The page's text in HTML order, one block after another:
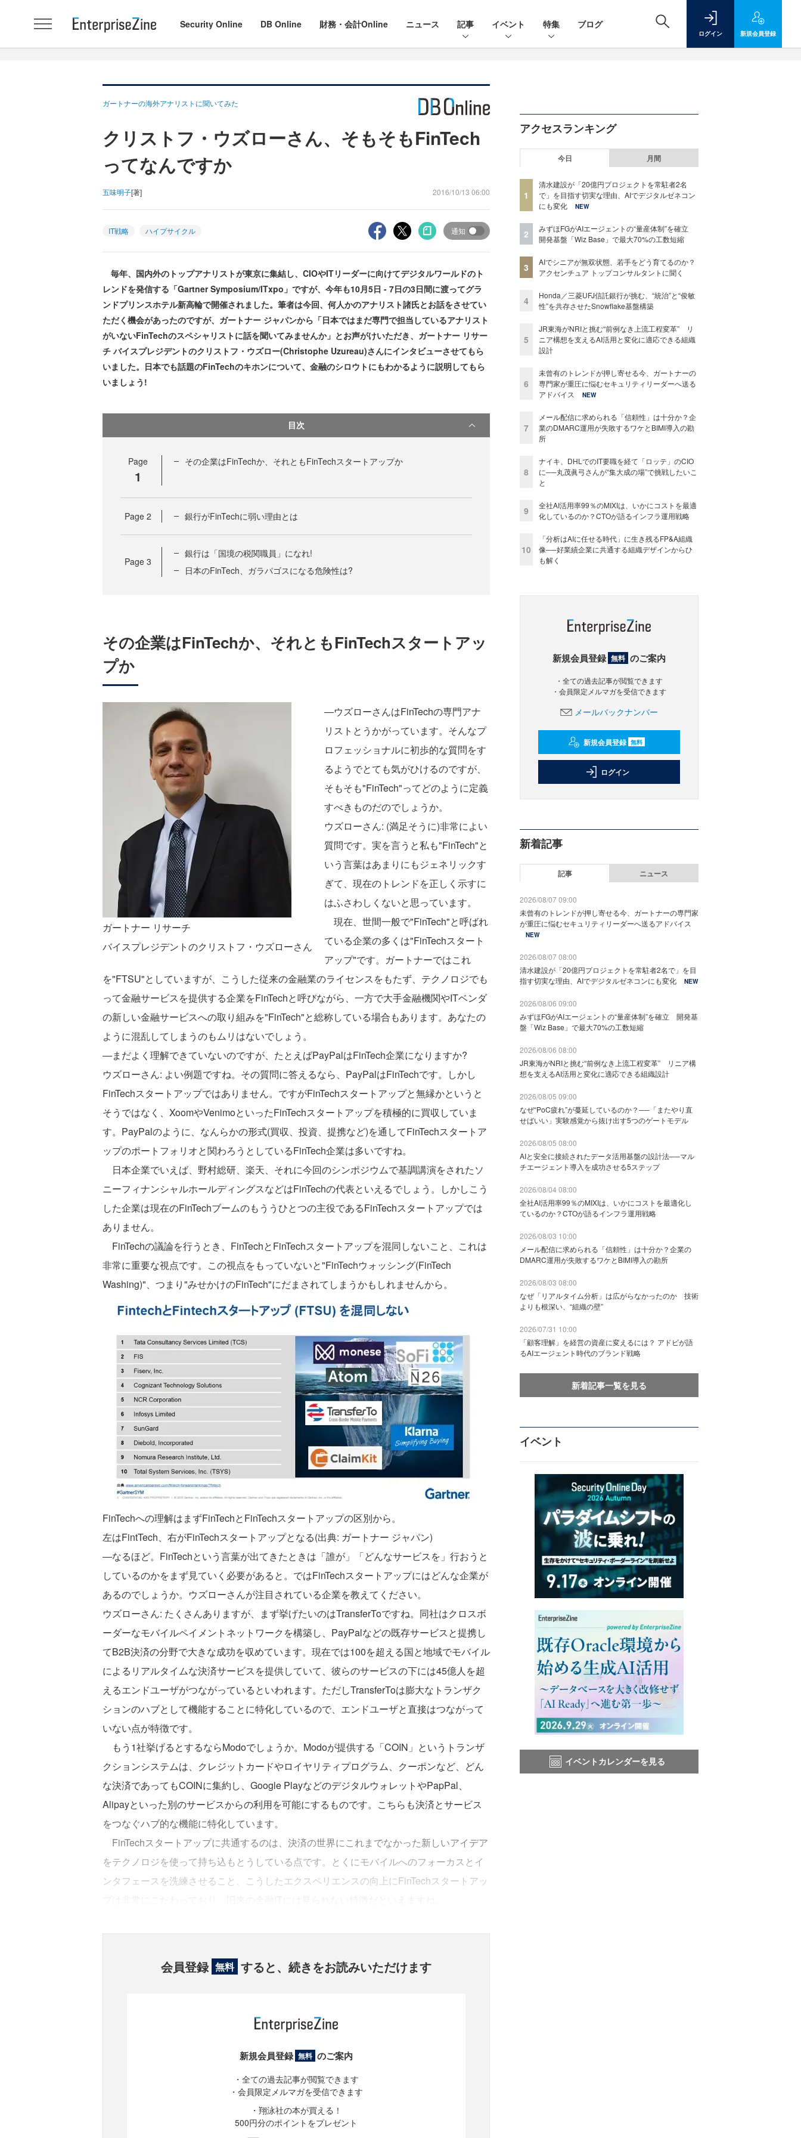
Security Online DB Online 財務・会計Online ニュース 記事 イベント 特集 ブログ
ログイン 新規会員登録
ガートナーの海外アナリストに聞いてみた
クリストフ・ウズローさん、そもそもFinTech
ってなんですか
五味明子[著] 2016/10/13 06:00
IT戦略 ハイプサイクル 通知
毎年、国内外のトップアナリストが東京に集結し、CIOやITリーダーに向けてデジタルワールドのト
レンドを発信する「Gartner Symposium/ITxpo」ですが、今年も10月5日 - 7日の3日間に渡ってグラ
ンドプリンスホテル新高輪で開催されました。筆者は今回、何人かのアナリスト諸氏とお話をさせてい
ただく機会があったのですが、ガートナー ジャパンから「日本ではまだ専門で担当しているアナリスト
がいないFinTechのスペシャリストに話を聞いてみませんか」とお声がけいただき、ガートナー リサー
チ バイスプレジデントのクリストフ・ウズロー(Christophe Uzureau)さんにインタビューさせてもら
いました。日本でも話題のFinTechのキホンについて、金融のシロウトにもわかるように説明してもら
いましょう!
目次
Page
1
その企業はFinTechか、それともFinTechスタートアップか
Page 2 銀行がFinTechに弱い理由とは
Page 3
銀行は「国境の税関職員」になれ!
日本のFinTech、ガラパゴスになる危険性は?
その企業はFinTechか、それともFinTechスタートアッ
プか
ガートナー リサーチ
バイスプレジデントのクリストフ・ウズローさん
―ウズローさんはFinTechの専門アナ
リストとうかがっています。そんなプ
ロフェッショナルに初歩的な質問をす
るようでとても気がひけるのですが、
そもそも"FinTech"ってどのように定義
すべきものだのでしょうか。
ウズローさん: (満足そうに)非常によい
質問です。実を言うと私も"FinTech"と
いう言葉はあまりにもジェネリックす
ぎて、現在のトレンドを正しく示すに
はふさわしくないと思っています。
現在、世間一般で"FinTech"と呼ばれ
ている企業の多くは"FinTechスタート
アップ"です。ガートナーではこれ
を"FTSU"としていますが、こうした従来の金融業のライセンスをもたず、テクノロジでも
って金融サービスを提供する企業をFinTechと呼びながら、一方で大手金融機関やITベンダ
の新しい金融サービスへの取り組みを"FinTech"と総称している場合もあります。あなたの
ように混乱してしまうのもムリはないでしょう。
―まだよく理解できていないのですが、たとえばPayPalはFinTech企業になりますか?
ウズローさん: よい例題ですね。その質問に答えるなら、PayPalはFinTechです。しかし
FinTechスタートアップではありません。ですがFinTechスタートアップと無縁かというと
そうではなく、XoomやVenimoといったFinTechスタートアップを積極的に買収していま
す。PayPalのように、なんらかの形式(買収、投資、提携など)を通してFinTechスタートア
ップのポートフォリオと関わろうとしているFinTech企業は多いですね。
日本企業でいえば、野村総研、楽天、それに今回のシンポジウムで基調講演をされたソ
ニーフィナンシャルホールディングスなどはFinTechの代表といえるでしょう。しかしこう
した企業は現在のFinTechブームのもううひとつの主役であるFinTechスタートアップでは
ありません。
FinTechの議論を行うとき、FinTechとFinTechスタートアップを混同しないこと、これは
非常に重要な視点です。この視点をもっていないと"FinTechウォッシング(FinTech
Washing)"、つまり"みせかけのFinTech"にだまされてしまうかもしれませんから。
FinTechへの理解はまずFinTechとFinTechスタートアップの区別から。
左はFintTech、右がFinTechスタートアップとなる(出典: ガートナー ジャパン)
―なるほど。FinTechという言葉が出てきたときは「誰が」「どんなサービスを」行おうと
しているのかをまず見ていく必要があると。ではFinTechスタートアップにはどんな企業が
あるのでしょうか。ウズローさんが注目されている企業を教えてください。
ウズローさん: たくさんありますが、まず挙げたいのはTransferToですね。同社はクロスボ
ーダーなモバイルペイメントネットワークを構築し、PayPalなどの既存サービスと提携し
てB2B決済の分野で大きな成功を収めています。現在では100を超える国と地域でモバイル
によるリアルタイムな決済サービスを提供していて、彼らのサービスの下には45億人を超
えるエンドユーザがつながっているといわれます。ただしTransferToは膨大なトランザク
ションのハブとして機能することに特化しているので、エンドユーザと直接はつながって
いない点が特徴です。
もう1社挙げるとするならModoでしょうか。Modoが提供する「COIN」というトランザ
クションシステムは、クレジットカードやロイヤリティプログラム、クーポンなど、どん
な決済であってもCOINに集約し、Google PlayなどのデジタルウォレットやPapPal、
Alipayといった別のサービスからの利用を可能にするものです。こちらも決済とサービス
をつなぐハブ的な機能に特化しています。
FinTechスタートアップに共通するのは、決済の世界にこれまでなかった新しいアイデア
をテクノロジを使って持ち込もとうしている点です。とくにモバイルへのフォーカスとイ
ンタフェースを洗練させること、こうしたエクスペリエンスの向上にFinTechスタートアッ
会員登録 無料 すると、続きをお読みいただけます
新規会員登録 無料 のご案内
・全ての過去記事が閲覧できます
・会員限定メルマガを受信できます
・翔泳社の本が買える！
500円分のポイントをプレゼント
アクセスランキング
今日 月間
1
清水建設が「20億円プロジェクトを常駐者2名
で」を目指す切実な理由、AIでデジタルゼネコン
にも変化
NEW
2
みずほFGがAIエージェントの“量産体制”を確立
開発基盤「Wiz Base」で最大70%の工数短縮
3
AIでシニアが無双状態、若手をどう育てるのか？
アクセンチュア トップコンサルタントに聞く
4
Honda／三菱UFJ信託銀行が挑む、“統治”と“俊敏
性”を共存させたSnowflake基盤構築
5
JR東海がNRIと挑む“前例なき上流工程変革” リ
ニア構想を支えるAI活用と変化に適応できる組織
設計
6
未曾有のトレンドが押し寄せる今、ガートナーの
専門家が重圧に悩むセキュリティリーダーへ送る
アドバイス
NEW
7
メール配信に求められる「信頼性」は十分か？企
業のDMARC運用が失敗するワケとBIMI導入の勘
所
8
ナイキ、DHLでのIT要職を経て「ロッテ」のCIO
に──丸茂眞弓さんが“集大成の場”で挑戦したいこ
と
9
全社AI活用率99％のMIXIは、いかにコストを最適
化しているのか？CTOが語るインフラ運用戦略
10
「分析はAIに任せる時代」に生き残るFP&A組織
像──好業績企業に共通する組織デザインからひ
も解く
新規会員登録 無料 のご案内
・全ての過去記事が閲覧できます
・会員限定メルマガを受信できます
メールバックナンバー
新規会員登録 無料
ログイン
新着記事
記事 ニュース
2026/08/07 09:00
未曾有のトレンドが押し寄せる今、ガートナーの専門家
が重圧に悩むセキュリティリーダーへ送るアドバイス
NEW
2026/08/07 08:00
清水建設が「20億円プロジェクトを常駐者2名で」を目
指す切実な理由、AIでデジタルゼネコンにも変化
NEW
2026/08/06 09:00
みずほFGがAIエージェントの“量産体制”を確立 開発基
盤「Wiz Base」で最大70%の工数短縮
2026/08/06 08:00
JR東海がNRIと挑む“前例なき上流工程変革” リニア構
想を支えるAI活用と変化に適応できる組織設計
2026/08/05 09:00
なぜ“PoC疲れ”が蔓延しているのか？──「またやり直
せばいい」実験感覚から抜け出す5つのゲートモデル
2026/08/05 08:00
AIと安全に接続されたデータ活用基盤の設計法──マル
チエージェント導入を成功させる5ステップ
2026/08/04 08:00
全社AI活用率99％のMIXIは、いかにコストを最適化し
ているのか？CTOが語るインフラ運用戦略
2026/08/03 10:00
メール配信に求められる「信頼性」は十分か？企業の
DMARC運用が失敗するワケとBIMI導入の勘所
2026/08/03 08:00
なぜ「リアルタイム分析」は広がらなかったのか 技術
よりも根深い、“組織の壁”
2026/07/31 10:00
「顧客理解」を経営の資産に変えるには？ アドビが語
るAIエージェント時代のブランド戦略
新着記事一覧を見る
イベント
イベントカレンダーを見る